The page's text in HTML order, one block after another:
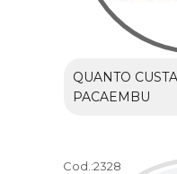
QUANTO
PACAEMBU
Cod.:2328